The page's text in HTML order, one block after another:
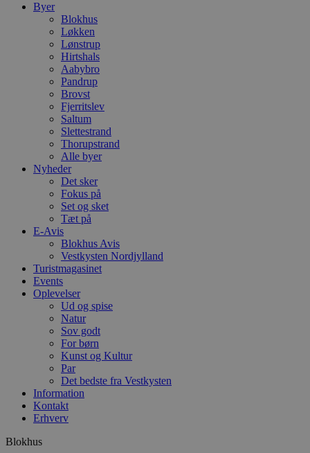
Byer
Blokhus
Løkken
Lønstrup
Hirtshals
Aabybro
Pandrup
Brovst
Fjerritslev
Saltum
Slettestrand
Thorupstrand
Alle byer
Nyheder
Det sker
Fokus på
Set og sket
Tæt på
E-Avis
Blokhus Avis
Vestkysten Nordjylland
Turistmagasinet
Events
Oplevelser
Ud og spise
Natur
Sov godt
For børn
Kunst og Kultur
Par
Det bedste fra Vestkysten
Information
Kontakt
Erhverv
Blokhus